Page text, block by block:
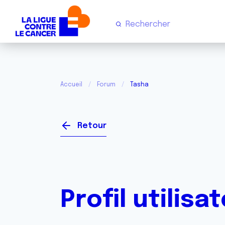
Accueil Forum Tasha
Retour
Profil